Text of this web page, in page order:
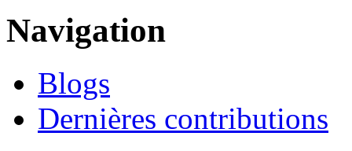
Navigation
Blogs
Dernières contributions